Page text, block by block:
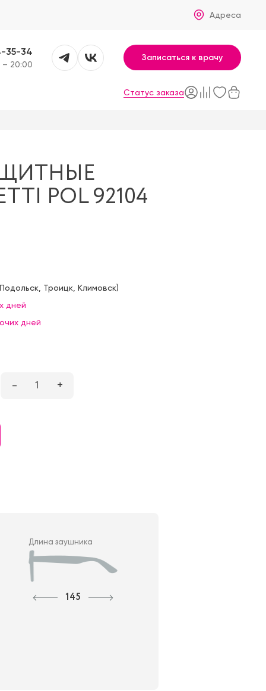
Адреса
35-34
20:00
Записаться к врачу
Статус заказа
POL 92104
Подольск, Троицк, Климовск)
дней
дней
– 1 +
Длина заушника
145